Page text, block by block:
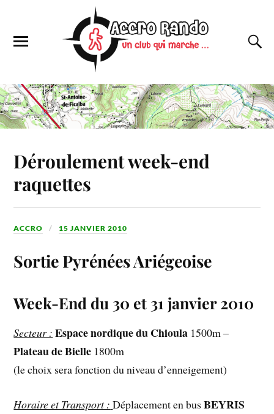
Déroulement week-end
raquettes
ACCRO 15 JANVIER 2010
Sortie Pyrénées Ariégeoise
Week-End du 30 et 31 janvier 2010
Secteur : Espace nordique du Chioula 1500m –
Plateau de Bielle 1800m
(le choix sera fonction du niveau d’enneigement)
Horaire et Transport : Déplacement en busBEYRIS